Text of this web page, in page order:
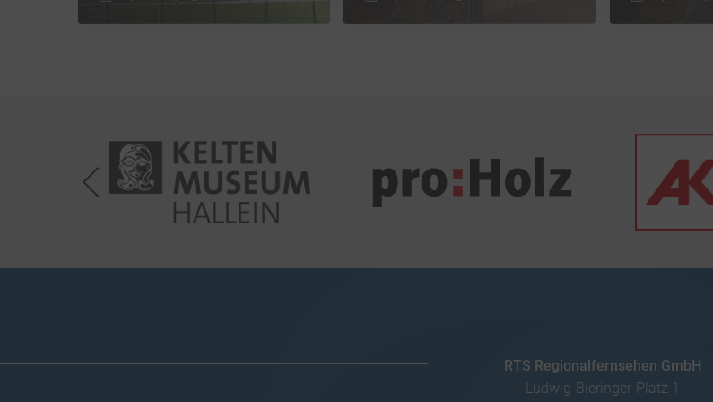
RTS Regionalfernsehen GmbH
Ludwig-Bieringer-Platz 1